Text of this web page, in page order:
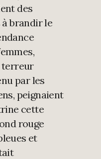
des
brandir le
terreur
par les
peignaient
cette
rouge
et